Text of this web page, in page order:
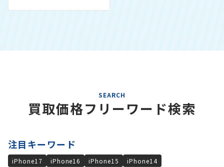
SEARCH
買取価格フリーワード検索
注目キーワード
iPhone17 iPhone16 iPhone15 iPhone14